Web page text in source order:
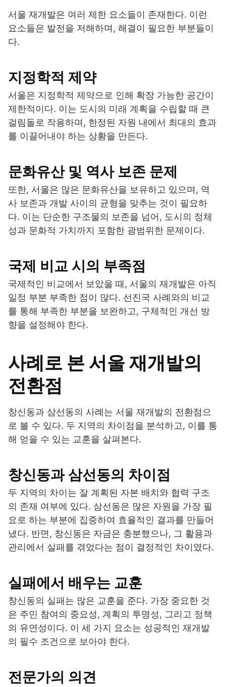
서울 재개발은 여러 제한 요소들이 존재한다. 이런
요소들은 발전을 저해하며, 해결이 필요한 부분들이
다.
지정학적 제약
서울은 지정학적 제약으로 인해 확장 가능한 공간이
제한적이다. 이는 도시의 미래 계획을 수립할 때 큰
걸림돌로 작용하며, 한정된 자원 내에서 최대의 효과
를 이끌어내야 하는 상황을 만든다.
문화유산 및 역사 보존 문제
또한, 서울은 많은 문화유산을 보유하고 있으며, 역
사 보존과 개발 사이의 균형을 맞추는 것이 필요하
다. 이는 단순한 구조물의 보존을 넘어, 도시의 정체
성과 문화적 가치까지 포함한 광범위한 문제이다.
국제 비교 시의 부족점
국제적인 비교에서 보았을 때, 서울의 재개발은 아직
일정 부분 부족한 점이 많다. 선진국 사례와의 비교
를 통해 부족한 부분을 보완하고, 구체적인 개선 방
향을 설정해야 한다.
사례로 본 서울 재개발의
전환점
창신동과 삼선동의 사례는 서울 재개발의 전환점으
로 볼 수 있다. 두 지역의 차이점을 분석하고, 이를 통
해 얻을 수 있는 교훈을 살펴본다.
창신동과 삼선동의 차이점
두 지역의 차이는 잘 계획된 자본 배치와 협력 구조
의 존재 여부에 있다. 삼선동은 많은 자원을 가장 필
요로 하는 부분에 집중하여 효율적인 결과를 만들어
냈다. 반면, 창신동은 자금은 충분했으나, 그 활용과
관리에서 실패를 겪었다는 점이 결정적인 차이였다.
실패에서 배우는 교훈
창신동의 실패는 많은 교훈을 준다. 가장 중요한 것
은 주민 참여의 중요성, 계획의 투명성, 그리고 정책
의 유연성이다. 이 세 가지 요소는 성공적인 재개발
의 필수 조건으로 보아야 한다.
전문가의 의견